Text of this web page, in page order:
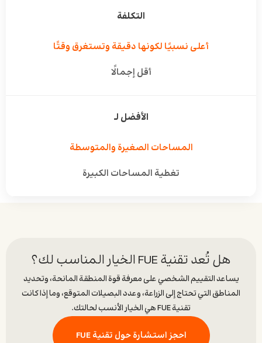
أعلى نسبيًا لكونها دقيقة وتستغرق وقتًا
التكلفة
أقل إجمالًا
المساحات الصغيرة والمتوسطة
الأفضل لـ
تغطية المساحات الكبيرة
هل تُعد تقنية FUE الخيار المناسب لك؟
يساعد التقييم الشخصي على معرفة قوة المنطقة المانحة، وتحديد
المناطق التي تحتاج إلى الزراعة، وعدد البصيلات المتوقع، وما إذا كانت
تقنية FUE هي الخيار الأنسب لحالتك.
احجز استشارة حول تقنية FUE